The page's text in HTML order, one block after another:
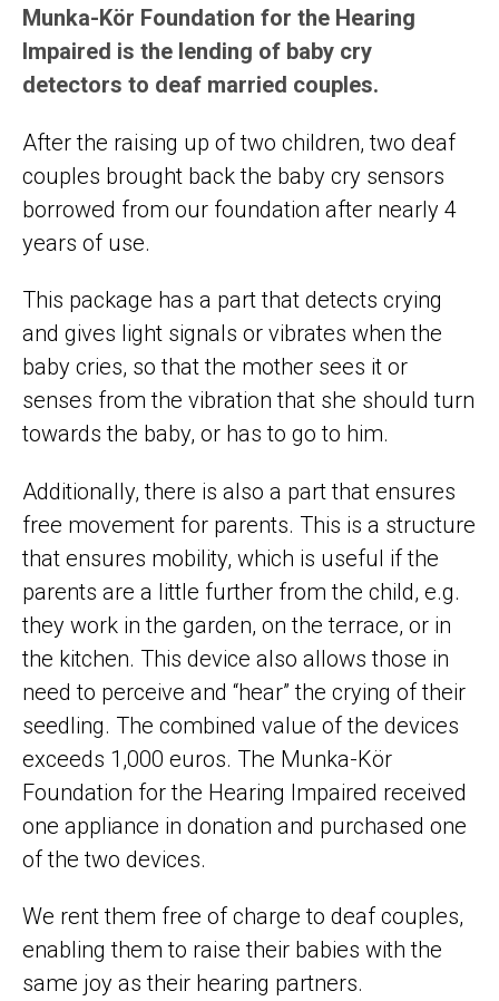
Munka-Kör Foundation for the Hearing
Impaired is the lending of baby cry
detectors to deaf married couples.
After the raising up of two children, two deaf
couples brought back the baby cry sensors
borrowed from our foundation after nearly 4
years of use.
This package has a part that detects crying
and gives light signals or vibrates when the
baby cries, so that the mother sees it or
senses from the vibration that she should turn
towards the baby, or has to go to him.
Additionally, there is also a part that ensures
free movement for parents. This is a structure
that ensures mobility, which is useful if the
parents are a little further from the child, e.g.
they work in the garden, on the terrace, or in
the kitchen. This device also allows those in
need to perceive and “hear” the crying of their
seedling. The combined value of the devices
exceeds 1,000 euros. The Munka-Kör
Foundation for the Hearing Impaired received
one appliance in donation and purchased one
of the two devices.
We rent them free of charge to deaf couples,
enabling them to raise their babies with the
same joy as their hearing partners.